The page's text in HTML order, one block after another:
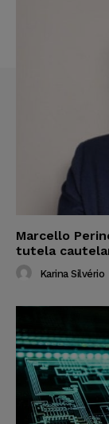
Marcello
tutela
Karina Silvério